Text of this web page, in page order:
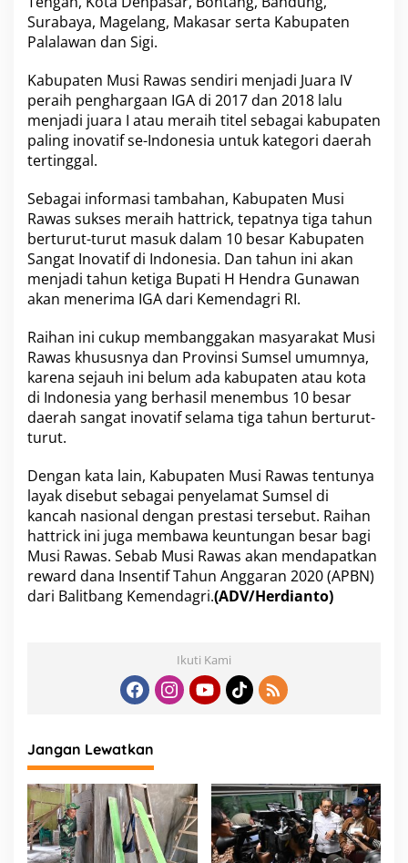
Surabaya, Magelang, Makasar serta Kabupaten
Palalawan dan Sigi.
Kabupaten Musi Rawas sendiri menjadi Juara IV
peraih penghargaan IGA di 2017 dan 2018 lalu
menjadi juara I atau meraih titel sebagai kabupaten
paling inovatif se-Indonesia untuk kategori daerah
tertinggal.
Sebagai informasi tambahan, Kabupaten Musi
Rawas sukses meraih hattrick, tepatnya tiga tahun
berturut-turut masuk dalam 10 besar Kabupaten
Sangat Inovatif di Indonesia. Dan tahun ini akan
menjadi tahun ketiga Bupati H Hendra Gunawan
akan menerima IGA dari Kemendagri RI.
Raihan ini cukup membanggakan masyarakat Musi
Rawas khususnya dan Provinsi Sumsel umumnya,
karena sejauh ini belum ada kabupaten atau kota
di Indonesia yang berhasil menembus 10 besar
daerah sangat inovatif selama tiga tahun berturut-
turut.
Dengan kata lain, Kabupaten Musi Rawas tentunya
layak disebut sebagai penyelamat Sumsel di
kancah nasional dengan prestasi tersebut. Raihan
hattrick ini juga membawa keuntungan besar bagi
Musi Rawas. Sebab Musi Rawas akan mendapatkan
reward dana Insentif Tahun Anggaran 2020 (APBN)
dari Balitbang Kemendagri.(ADV/Herdianto)
Ikuti Kami
Jangan Lewatkan